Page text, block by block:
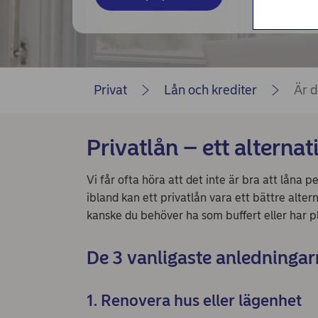
Privat Lån och krediter Är
Privatlån – ett
Vi får ofta höra att det inte är bra att låna
ibland kan ett privatlån vara ett bättre
kanske du behöver ha som buffert eller har
De 3 vanligaste
1. Renovera hus eller lägenhet